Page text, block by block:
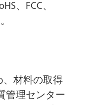
、FCC、
、材料の取得
管理センター